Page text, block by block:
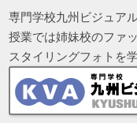
専門学校九州ビジュア
授業では姉妹校のファ
スタイリングフォトを